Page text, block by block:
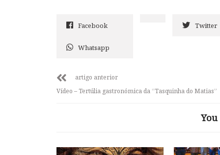
Facebook Twitter
Whatsapp
artigo anterior
Vídeo – Tertúlia gastronómica da “Tasquinha do Matias”